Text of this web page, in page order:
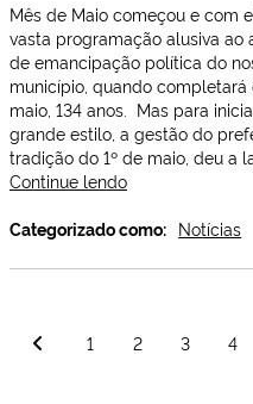
Rural
e
Criativo
do
Vale
do
Paraíba
Mês de Maio começou e com
vasta programação alusiva ao
de emancipação política do
município, quando completará
maio, 134 anos. Mas para
grande estilo, a gestão do
tradição do 1º de maio, deu a
Continue lendoItabaiana
neste
de
tradicional
Categorizado como: Notícias
Paginação
de
1 2 3 4